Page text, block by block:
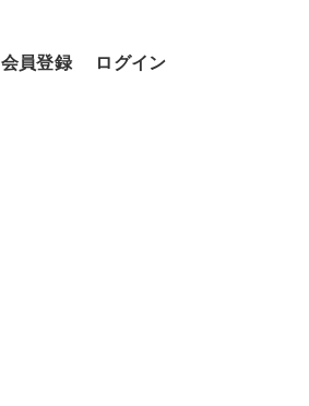
会員登録 ログイン